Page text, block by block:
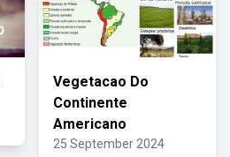
Vegetacao Do
Continente
Americano
25 September 2024